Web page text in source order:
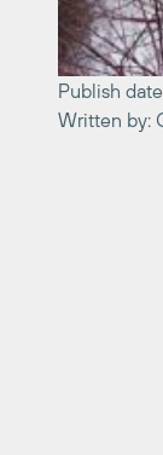
Publish
Written by: